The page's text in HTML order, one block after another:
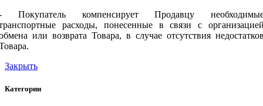
Покупатель компенсирует Продавцу
расходы, понесенные в связи с
или возврата Товара, в случае отсутствия
Закрыть
Категории